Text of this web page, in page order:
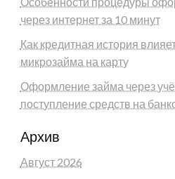
через интернет за 10 минут
Как кредитная история
микрозайма на карту
Оформление займа через
поступление средств на
Архив
Август 2026